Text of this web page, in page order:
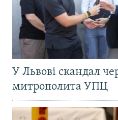
У Львові скандал
митрополита УПЦ